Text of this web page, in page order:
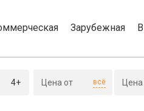
Зарубежная
4+ всё